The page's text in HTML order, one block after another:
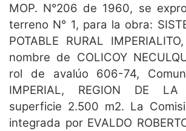
MOP. N°206 de 1960, se
terreno N° 1, para la obra:
POTABLE RURAL
nombre de COLICOY
rol de avalúo 606-74,
IMPERIAL, REGION DE LA
superficie 2.500 m2. La
integrada por EVALDO